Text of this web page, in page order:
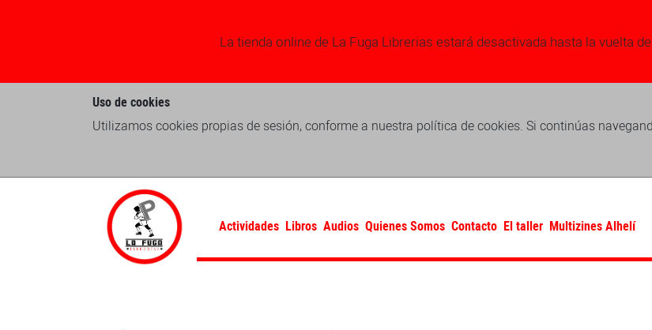
La tienda online de La Fuga Librerias estará desactivada hasta la vuelta
Uso de cookies
Utilizamos cookies propias de sesión, conforme a nuestra política de cookies. Si continúas
Actividades Libros Audios Quienes Somos Contacto El taller Multizines Alhelí